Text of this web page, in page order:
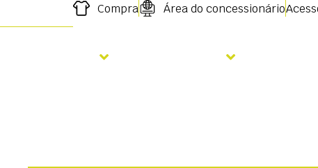
Compra Área do concessionário